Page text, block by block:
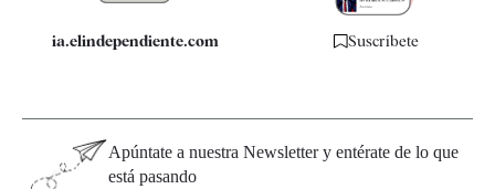
ia.elindependiente.com Suscríbete
Apúntate a nuestra Newsletter y entérate de lo que
está pasando